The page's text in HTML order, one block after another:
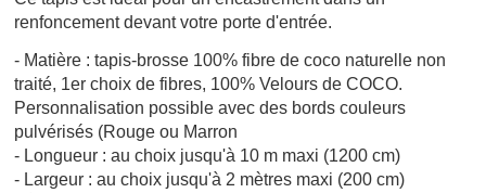
renfoncement devant votre porte d'entrée.
- Matière : tapis-brosse 100% fibre de coco naturelle non
traité, 1er choix de fibres, 100% Velours de COCO.
Personnalisation possible avec des bords couleurs
pulvérisés (Rouge ou Marron
- Longueur : au choix jusqu'à 10 m maxi (1200 cm)
- Largeur : au choix jusqu'à 2 mètres maxi (200 cm)